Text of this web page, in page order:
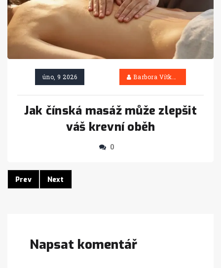
úno, 9 2026 Barbora Vítková
Jak čínská masáž může zlepšit
váš krevní oběh
0
Prev Next
Napsat komentář